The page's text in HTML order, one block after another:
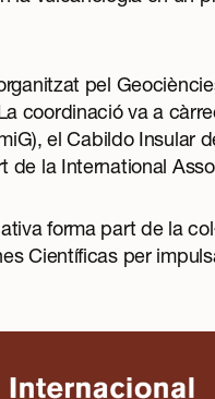
pel
coordinació va a
), el Cabildo Insular
de la International
forma part de la
Científicasper